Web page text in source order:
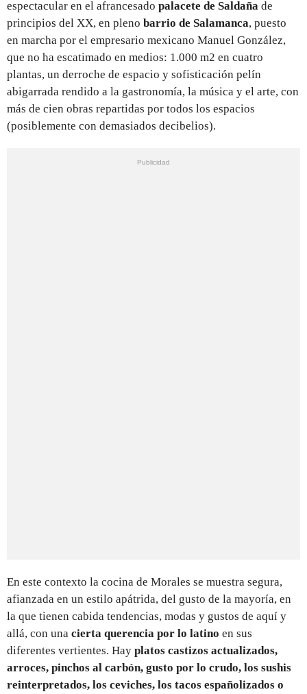
espectacular en el afrancesado palacete de Saldaña de
principios del XX, en pleno barrio de Salamanca, puesto
en marcha por el empresario mexicano Manuel González,
que no ha escatimado en medios: 1.000 m2 en cuatro
plantas, un derroche de espacio y sofisticación pelín
abigarrada rendido a la gastronomía, la música y el arte, con
más de cien obras repartidas por todos los espacios
(posiblemente con demasiados decibelios).
En este contexto la cocina de Morales se muestra segura,
afianzada en un estilo apátrida, del gusto de la mayoría, en
la que tienen cabida tendencias, modas y gustos de aquí y
allá, con una cierta querencia por lo latino en sus
diferentes vertientes. Hay platos castizos actualizados,
arroces, pinchos al carbón, gusto por lo crudo, los sushis
reinterpretados, los ceviches, los tacos españolizados o